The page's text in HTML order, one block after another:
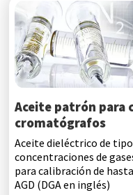
Aceite patrón para
cromatógrafos
Aceite dieléctrico de
concentraciones de
para calibración de
AGD (DGA en inglés)